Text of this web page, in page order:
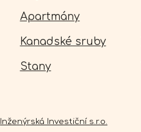
Apartmány
Kanadské sruby
Stany
Inženýrská Investiční s.r.o.